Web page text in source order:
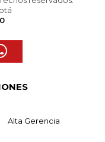
Alta Gerencia